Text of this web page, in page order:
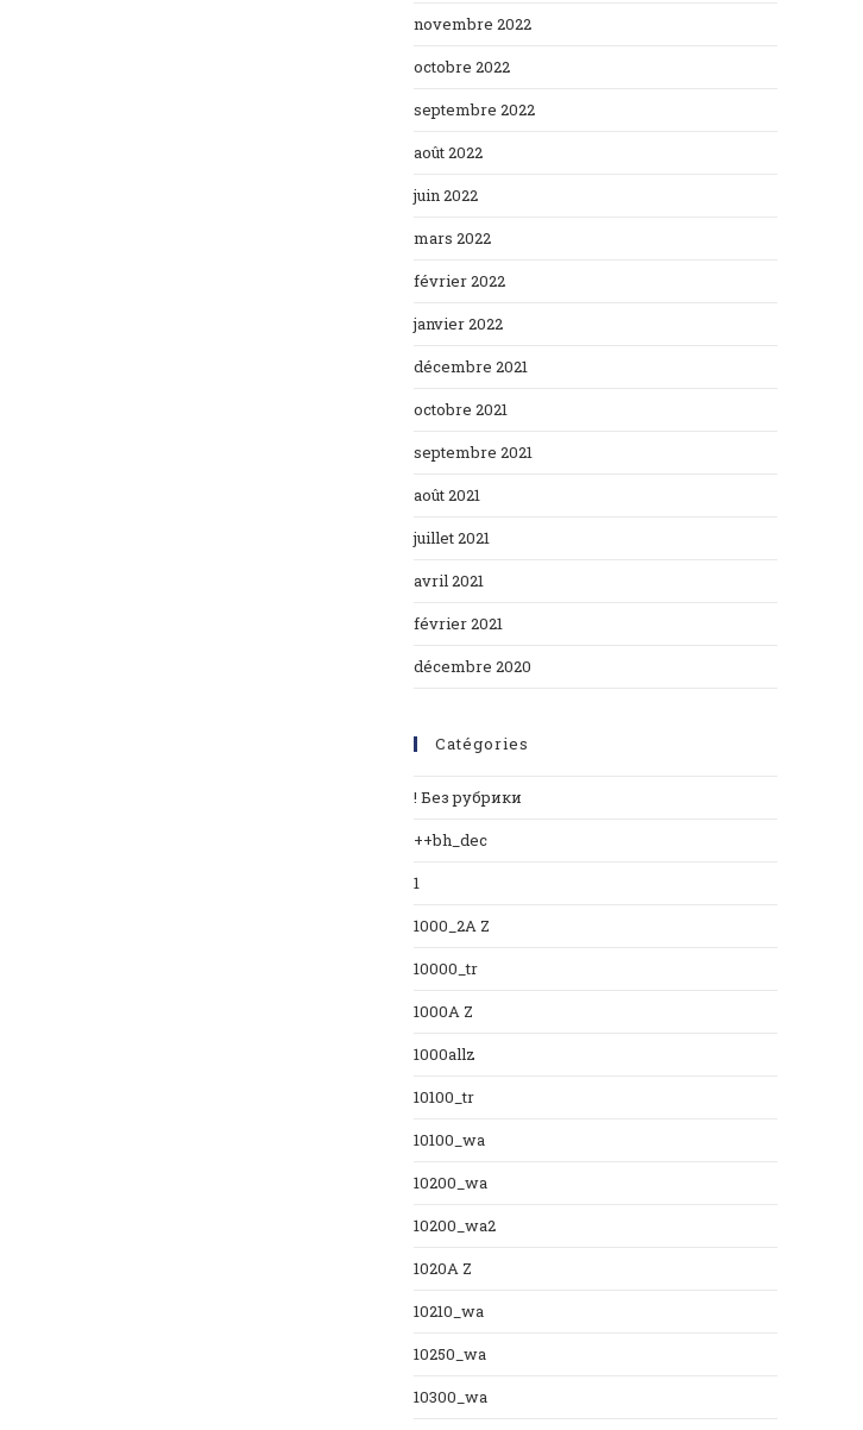
novembre 2022
octobre 2022
septembre 2022
août 2022
juin 2022
mars 2022
février 2022
janvier 2022
décembre 2021
octobre 2021
septembre 2021
août 2021
juillet 2021
avril 2021
février 2021
décembre 2020
Catégories
! Без рубрики
++bh_dec
1
1000_2A Z
10000_tr
1000A Z
1000allz
10100_tr
10100_wa
10200_wa
10200_wa2
1020A Z
10210_wa
10250_wa
10300_wa